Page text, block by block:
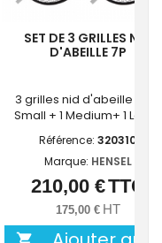
SET DE 3 GRILLES NID
D'ABEILLE 7P
3 grilles nid d'abeille 7p : 1
Small + 1 Medium+ 1 Large
Référence: 320310
Marque: HENSEL
Prix
210,00 €TTC
175,00 € HT
